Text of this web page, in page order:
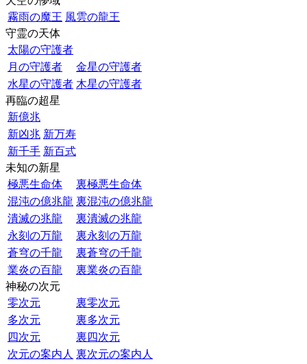
霧雨の魔王 風雲の龍王
守霊の天体
太陽の守護者
月の守護者
金星の守護者
水星の守護者 木星の守護者
再臨の超星
新億兆
新凶兆 新万寿
新千手 新百式
未知の新星
極悪生命体
裏極悪生命体
混沌の億兆龍 裏混沌の億兆龍
潰滅の兆龍
裏潰滅の兆龍
永刻の万龍
裏永刻の万龍
蒼穹の千龍
裏蒼穹の千龍
業炎の百龍
裏業炎の百龍
神秘の次元
零次元
裏零次元
多次元
裏多次元
四次元
裏四次元
次元の案内人 裏次元の案内人